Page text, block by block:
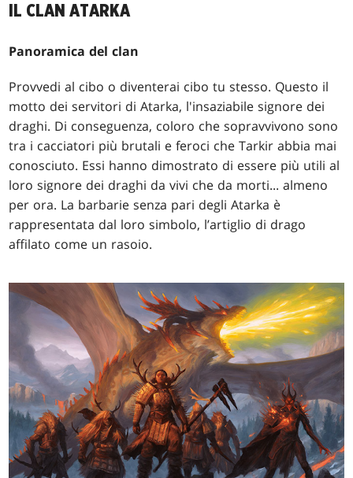
IL CLAN ATARKA
Panoramica del clan
Provvedi al cibo o diventerai cibo tu stesso. Questo il
motto dei servitori di Atarka, l'insaziabile signore dei
draghi. Di conseguenza, coloro che sopravvivono sono
tra i cacciatori più brutali e feroci che Tarkir abbia mai
conosciuto. Essi hanno dimostrato di essere più utili al
loro signore dei draghi da vivi che da morti... almeno
per ora. La barbarie senza pari degli Atarka è
rappresentata dal loro simbolo, l’artiglio di drago
affilato come un rasoio.